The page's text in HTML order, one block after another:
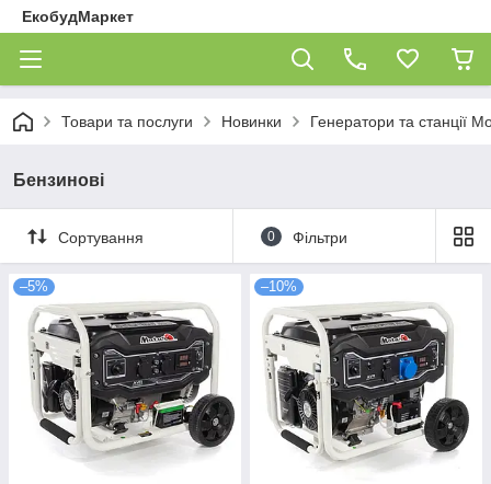
ЕкобудМаркет
Товари та послуги Новинки Генератори та станції
Бензинові
Сортування 0 Фільтри
–5% –10%